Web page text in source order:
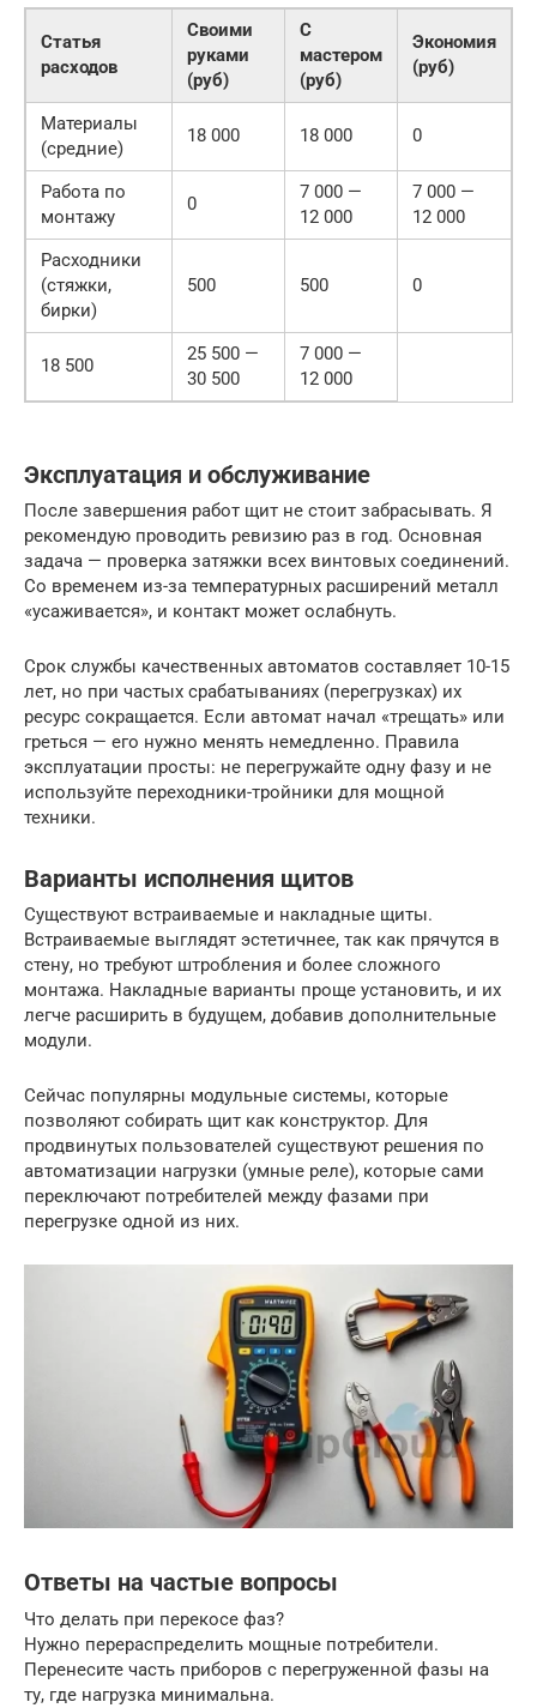
Статья
расходов
Своими
руками
(руб)
С
мастером
(руб)
Экономия
(руб)
Материалы
(средние)
18 000 18 000 0
Работа по
монтажу
0
7 000 —
12 000
7 000 —
12 000
Расходники
(стяжки,
бирки)
500 500 0
18 500
25 500 —
30 500
7 000 —
12 000
Эксплуатация и обслуживание
После завершения работ щит не стоит забрасывать. Я
рекомендую проводить ревизию раз в год. Основная
задача — проверка затяжки всех винтовых соединений.
Со временем из-за температурных расширений металл
«усаживается», и контакт может ослабнуть.
Срок службы качественных автоматов составляет 10-15
лет, но при частых срабатываниях (перегрузках) их
ресурс сокращается. Если автомат начал «трещать» или
греться — его нужно менять немедленно. Правила
эксплуатации просты: не перегружайте одну фазу и не
используйте переходники-тройники для мощной
техники.
Варианты исполнения щитов
Существуют встраиваемые и накладные щиты.
Встраиваемые выглядят эстетичнее, так как прячутся в
стену, но требуют штробления и более сложного
монтажа. Накладные варианты проще установить, и их
легче расширить в будущем, добавив дополнительные
модули.
Сейчас популярны модульные системы, которые
позволяют собирать щит как конструктор. Для
продвинутых пользователей существуют решения по
автоматизации нагрузки (умные реле), которые сами
переключают потребителей между фазами при
перегрузке одной из них.
Ответы на частые вопросы
Что делать при перекосе фаз?
Нужно перераспределить мощные потребители.
Перенесите часть приборов с перегруженной фазы на
ту, где нагрузка минимальна.